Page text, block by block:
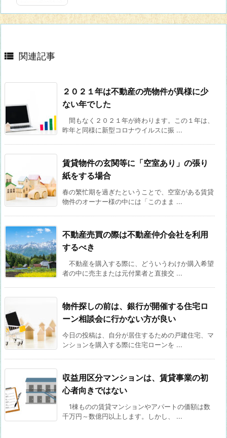
 関連記事
２０２１年は不動産の売物件が異様に少
ない年でした
間もなく２０２１年が終わります。この１年は、
昨年と同様に新型コロナウイルスに振 ...
賃貸物件の玄関等に「空室あり」の張り
紙をする場合
春の繁忙期を過ぎたということで、空室がある賃貸
物件のオーナー様の中には「このまま ...
不動産売買の際は不動産仲介会社を利用
するべき
不動産を購入する際に、どういうわけか購入希望
者の中に売主または元付業者と直接交 ...
物件探しの前は、銀行が開催する住宅ロ
ーン相談会に行かない方が良い
今日の投稿は、自分が居住するための戸建住宅、マ
ンションを購入する際に住宅ローンを ...
収益用区分マンションは、賃貸事業の初
心者向きではない
1棟ものの賃貸マンションやアパートの価額は数
千万円～数億円以上します。しかし、 ...